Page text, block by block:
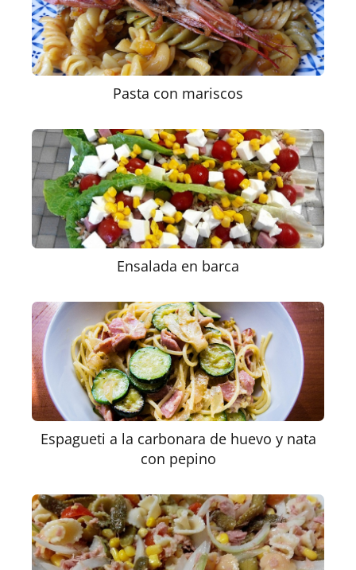
Pasta con mariscos
Ensalada en barca
Espagueti a la carbonara de huevo y nata
con pepino